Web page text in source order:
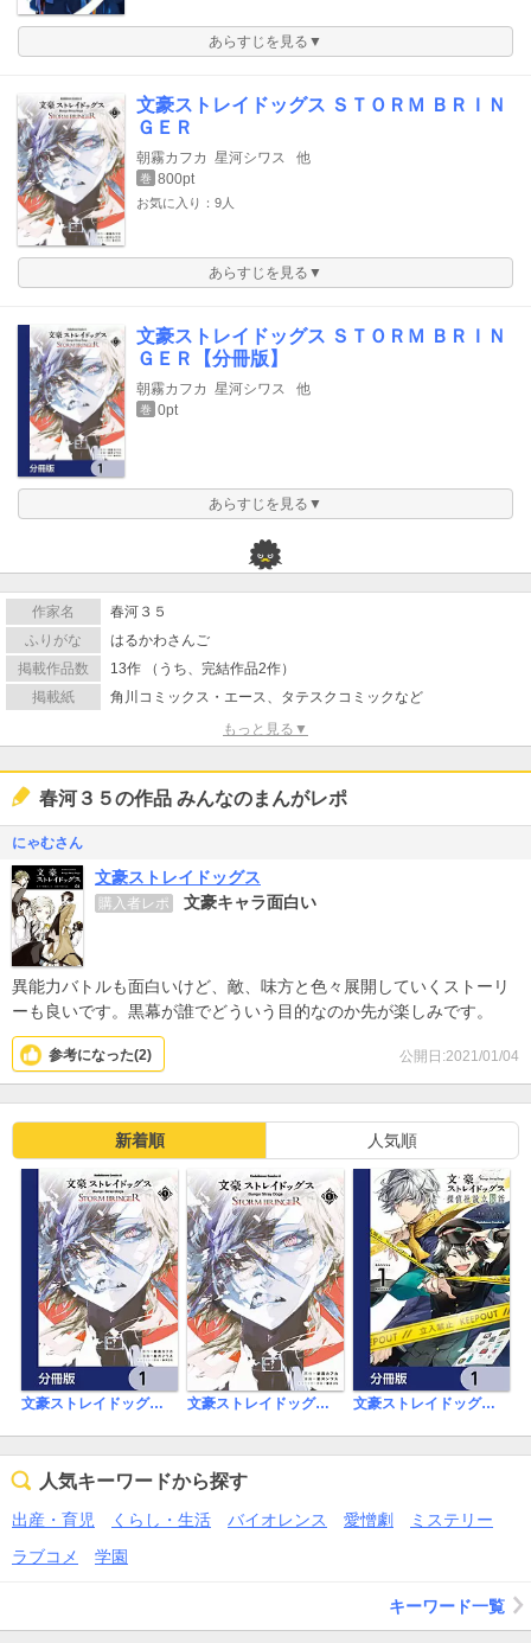
あらすじを見る▼
文豪ストレイドッグス ＳＴＯＲＭ ＢＲＩＮ
ＧＥＲ
朝霧カフカ 星河シワス 他
巻 800pt
お気に入り：9人
あらすじを見る▼
文豪ストレイドッグス ＳＴＯＲＭ ＢＲＩＮ
ＧＥＲ【分冊版】
朝霧カフカ 星河シワス 他
巻 0pt
あらすじを見る▼
作家名
春河３５
ふりがな
はるかわさんご
掲載作品数
13作 （うち、完結作品2作）
掲載紙
角川コミックス・エース、タテスクコミックなど
もっと見る▼
春河３５の作品 みんなのまんがレポ
にゃむさん
文豪ストレイドッグス
購入者レポ 文豪キャラ面白い
異能力バトルも面白いけど、敵、味方と色々展開していくストーリ
ーも良いです。黒幕が誰でどういう目的なのか先が楽しみです。
公開日:2021/01/04
参考になった(2)
新着順 人気順
文豪ストレイドッグス ＳＴＯＲＭ ＢＲＩＮＧＥＲ【分冊版】 文豪ストレイドッグス ＳＴＯＲＭ ＢＲＩＮＧＥＲ 文豪ストレイドッグス 探偵社設立秘話【分冊版】
人気キーワードから探す
出産・育児 くらし・生活 バイオレンス 愛憎劇
ミステリー
ラブコメ
学園
キーワード一覧